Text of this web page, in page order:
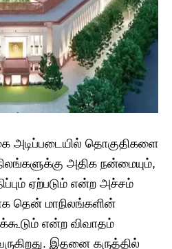
தொகுதிகளை
அதிக நன்மையும்,
ஏற்படும் என்ற அச்சம்
தென் மாநிலங்களின்
என்ற விவாதம்
இதனை கருத்தில்